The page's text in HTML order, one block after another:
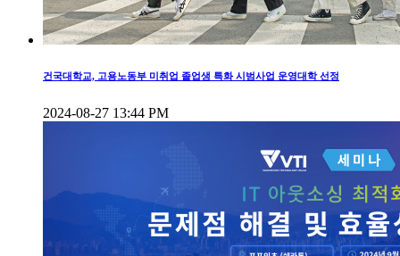
건국대학교, 고용노동부 미취업 졸업생 특화 시범사업 운영대학 선정
2024-08-27 13:44 PM